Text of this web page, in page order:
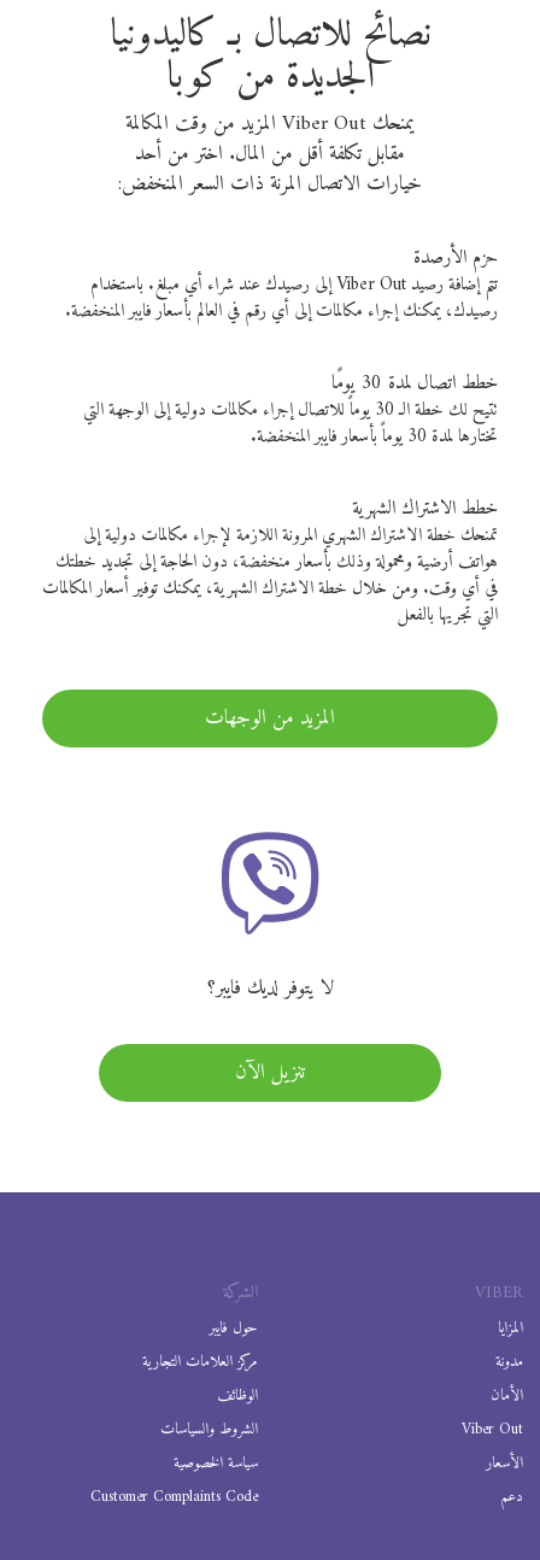
نصائح للاتصال بـ كاليدونيا
الجديدة من كوبا
يمنحك Viber Out المزيد من وقت المكالمة
مقابل تكلفة أقل من المال. اختر من أحد
خيارات الاتصال المرنة ذات السعر المنخفض:
حزم الأرصدة
تتم إضافة رصيد Viber Out إلى رصيدك عند شراء أي مبلغ. باستخدام
رصيدك، يمكنك إجراء مكالمات إلى أي رقم في العالم بأسعار فايبر المنخفضة.
خطط اتصال لمدة 30 يومًا
تتيح لك خطة الـ 30 يوماً للاتصال إجراء مكالمات دولية إلى الوجهة التي
تختارها لمدة 30 يوماً بأسعار فايبر المنخفضة.
خطط الاشتراك الشهرية
تمنحك خطة الاشتراك الشهري المرونة اللازمة لإجراء مكالمات دولية إلى
هواتف أرضية ومحمولة وذلك بأسعار منخفضة، دون الحاجة إلى تجديد خطتك
في أي وقت. ومن خلال خطة الاشتراك الشهرية، يمكنك توفير أسعار المكالمات
التي تجريها بالفعل
المزيد من الوجهات
لا يتوفر لديك فايبر؟
تنزيل الآن
VIBER
المزايا
مدونة
الأمان
Viber Out
الأسعار
دعم
الشركة
حول فايبر
مركز العلامات التجارية
الوظائف
الشروط والسياسات
سياسة الخصوصية
Customer Complaints Code